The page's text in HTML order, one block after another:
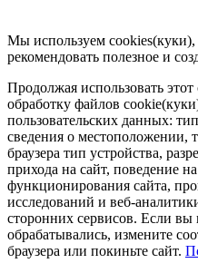
Мы используем
рекомендовать полезное и
Продолжая использовать этот
обработку файлов
пользовательских данных:
сведения о
браузера тип устройства,
прихода на сайт, поведение
функционирования сайта,
исследований и веб-
сторонних сервисов. Если
обрабатывались, измените
браузера или покиньте сайт.